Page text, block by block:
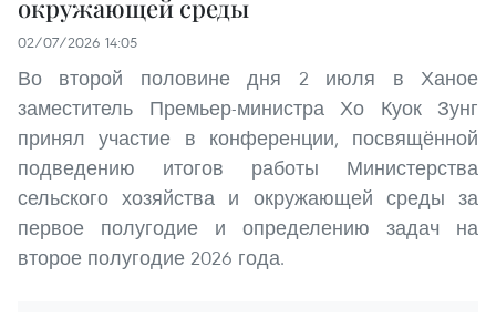
окружающей среды
02/07/2026 14:05
Во второй половине дня 2 июля в Ханое
заместитель Премьер-министра Хо Куок Зунг
принял участие в конференции, посвящённой
подведению итогов работы Министерства
сельского хозяйства и окружающей среды за
первое полугодие и определению задач на
второе полугодие 2026 года.